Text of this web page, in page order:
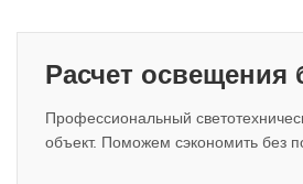
Расчет освещения
Профессиональный
объект. Поможем сэкономить без